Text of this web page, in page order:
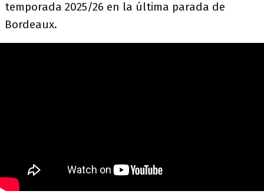
temporada 2025/26 en la última parada de
Bordeaux.